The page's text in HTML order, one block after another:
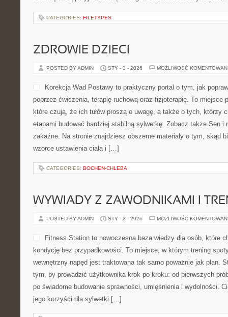
CATEGORIES: FILETYPES
ZDROWIE DZIECI
POSTED BY ADMIN STY - 3 - 2026 MOŻLIWOŚĆ
Korekcja Wad Postawy to praktyczny portal o tym, jak
poprzez ćwiczenia, terapię ruchową oraz fizjoterapię. To miejsce
które czują, że ich tułów proszą o uwagę, a także o tych, którzy
etapami budować bardziej stabilną sylwetkę. Zobacz także Sen i
zakaźne. Na stronie znajdziesz obszerne materiały o tym, skąd
wzorce ustawienia ciała i […]
CATEGORIES: BOCHEN-CHLEBA
WYWIADY Z ZAWODNIKAMI I
POSTED BY ADMIN STY - 3 - 2026 MOŻLIWOŚĆ
Fitness Station to nowoczesna baza wiedzy dla osób, które
kondycję bez przypadkowości. To miejsce, w którym trening
wewnętrzny napęd jest traktowana tak samo poważnie jak plan.
tym, by prowadzić użytkownika krok po kroku: od pierwszych
po świadome budowanie sprawności, umięśnienia i wydolności.
jego korzyści dla sylwetki […]